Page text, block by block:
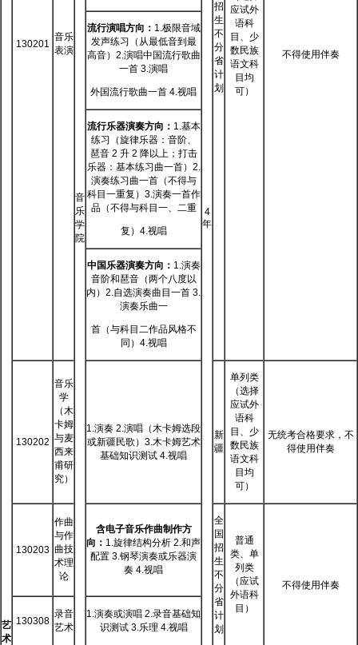
艺
术
130201
音乐
表演
音
乐
学
院
4
年
招
生
不
分
省
计
划
应试外
语科
目、少
数民族
语文科
目均
可）
不得使用伴奏
流行演唱方向： 1.极限音域
发声练习（从最低音到最
高音）2.演唱中国流行歌曲
一首 3.演唱
外国流行歌曲一首 4.视唱
流行乐器演奏方向： 1.基本
练习（旋律乐器：音阶、
琶音 2 升 2 降以上；打击
乐器：基本练习曲一首）2.
演奏练习曲一首（不得与
科目一重复）3.演奏一首作
品（不得与科目一、二重
复）4.视唱
中国乐器演奏方向： 1.演奏
音阶和琶音（两个八度以
内）2.自选演奏曲目一首 3.
演奏乐曲一
首（与科目二作品风格不
同）4.视唱
130202
音乐
学
（木
卡姆
与麦
西来
甫研
究）
1.演奏 2.演唱（木卡姆选段
或新疆民歌）3.木卡姆艺术
基础知识测试 4.视唱
新
疆
单列类
（选择
应试外
语科
目、少
数民族
语文科
目均
可）
无统考合格要求，不
得使用伴奏
130203
作曲
与作
曲技
术理
论
含电子音乐作曲制作方
向： 1.旋律结构分析 2.和声
配置 3.钢琴演奏或乐器演
奏 4.视唱
全
国
招
生
不
分
省
计
划
普通
类、单
列类
（应试
外语科
目）
不得使用伴奏
130308
录音
艺术
1.演奏或演唱 2.录音基础知
识测试 3.乐理 4.视唱